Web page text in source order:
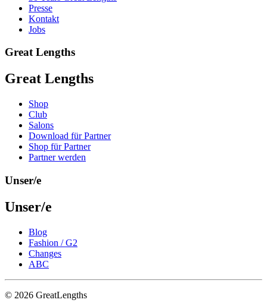
Presse
Kontakt
Jobs
Great Lengths
Great Lengths
Shop
Club
Salons
Download für Partner
Shop für Partner
Partner werden
Unser/e
Unser/e
Blog
Fashion / G2
Changes
ABC
© 2026 GreatLengths